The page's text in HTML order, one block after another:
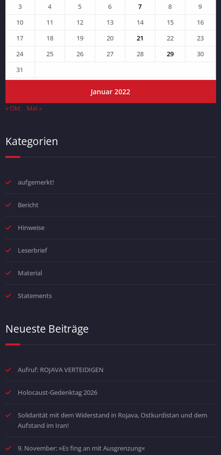
Januar 2022
3
4 5 6 7 8
9
10
11 12 13 14 15
16
17
18 19 20 21 22
23
24
25 26 27 28 29
30
31
« Okt. Mai »
Kategorien
aufgemerkt!
Bericht
Hinweise
Leserbrief
Material
Statements
Neueste Beiträge
Aufruf: ROJAVA VERTEIDIGEN
Holocaust-Gedenktag 2026
Solidarität mit dem Widerstand in Rojava, Ostkurdistan und dem
Aufstand im Iran!
9. November: »Es fing an mit Ausgrenzung«